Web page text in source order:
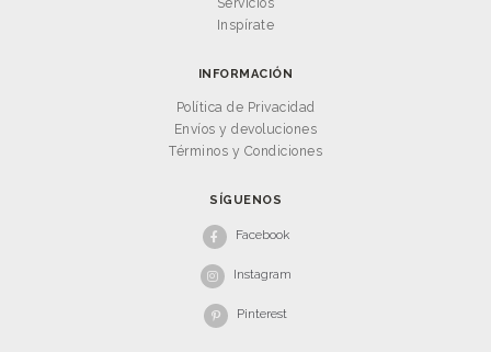
Servicios
Inspírate
INFORMACIÓN
Política de Privacidad
Envíos y devoluciones
Términos y Condiciones
SÍGUENOS
Facebook
Instagram
Pinterest